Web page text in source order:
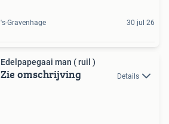
's-Gravenhage 30 jul 26
Edelpapegaai man ( ruil )
Zie omschrijving Details